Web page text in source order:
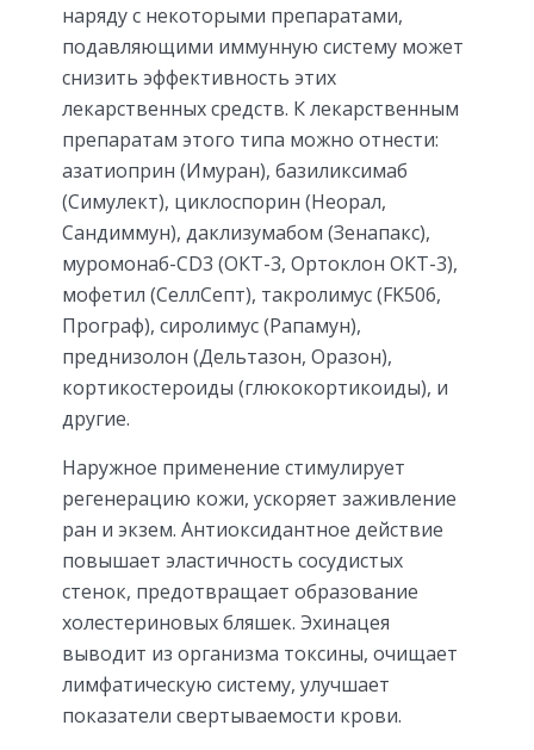
наряду с некоторыми препаратами,
подавляющими иммунную систему может
снизить эффективность этих
лекарственных средств. К лекарственным
препаратам этого типа можно отнести:
азатиоприн (Имуран), базиликсимаб
(Симулект), циклоспорин (Неорал,
Сандиммун), даклизумабом (Зенапакс),
муромонаб-CD3 (ОКТ-3, Ортоклон ОКТ-3),
мофетил (СеллСепт), такролимус (FK506,
Програф), сиролимус (Рапамун),
преднизолон (Дельтазон, Оразон),
кортикостероиды (глюкокортикоиды), и
другие.
Наружное применение стимулирует
регенерацию кожи, ускоряет заживление
ран и экзем. Антиоксидантное действие
повышает эластичность сосудистых
стенок, предотвращает образование
холестериновых бляшек. Эхинацея
выводит из организма токсины, очищает
лимфатическую систему, улучшает
показатели свертываемости крови.